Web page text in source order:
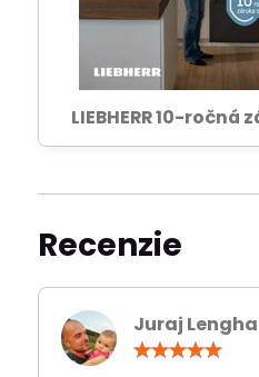
LIEBHERR 10-ročná
Recenzie
Juraj